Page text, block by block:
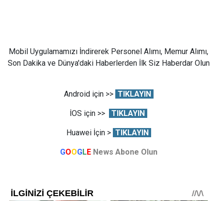
Mobil Uygulamamızı İndirerek Personel Alımı, Memur Alımı,
Son Dakika ve Dünya'daki Haberlerden İlk Siz Haberdar Olun
Android için >> TIKLAYIN
İOS için >> TIKLAYIN
Huawei İçin > TIKLAYIN
GOOGLE News Abone Olun